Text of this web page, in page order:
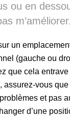
ou en
m’améliorer.
un
(gauche ou
que cela
assurez-vous
et pas
d’une